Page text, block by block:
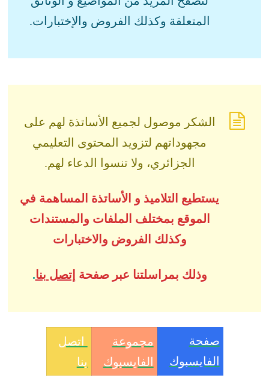
المتعلقة وكذلك الفروض والإختبارات.
الشكر موصول لجميع الأساتذة لهم على
مجهوداتهم لتزويد المحتوى التعليمي
الجزائري، ولا تنسوا الدعاء لهم.
يستطيع التلاميذ و الأساتذة المساهمة في
الموقع بمختلف الملفات والمستندات
وكذلك الفروض والاختبارات
وذلك بمراسلتنا عبر صفحة إتصل بنا.
صفحة
الفايسبوك
مجموعة
الفايسبوك
اتصل
بنا